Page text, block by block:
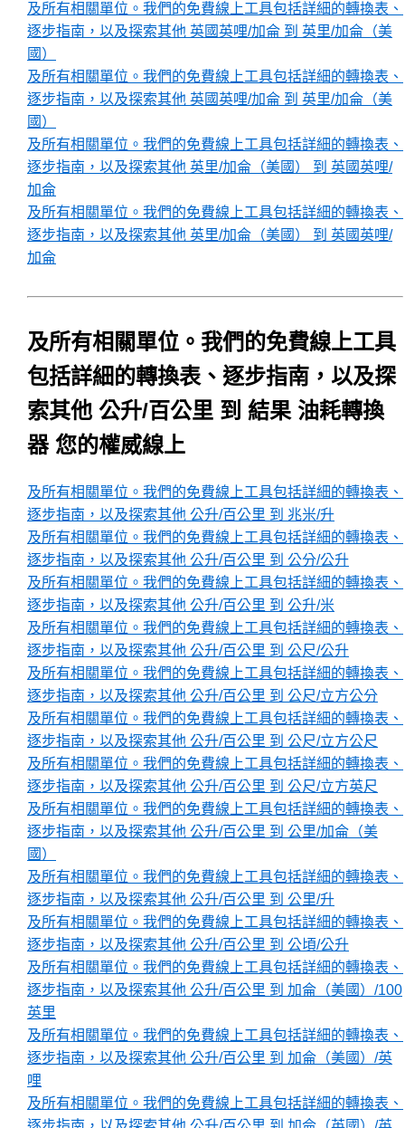
及所有相關單位。我們的免費線上工具包括詳細的轉換表、
逐步指南，以及探索其他 英國英哩/加侖 到 英里/加侖（美
國）
及所有相關單位。我們的免費線上工具包括詳細的轉換表、
逐步指南，以及探索其他 英國英哩/加侖 到 英里/加侖（美
國）
及所有相關單位。我們的免費線上工具包括詳細的轉換表、
逐步指南，以及探索其他 英里/加侖（美國） 到 英國英哩/
加侖
及所有相關單位。我們的免費線上工具包括詳細的轉換表、
逐步指南，以及探索其他 英里/加侖（美國） 到 英國英哩/
加侖
及所有相關單位。我們的免費線上工具
包括詳細的轉換表、逐步指南，以及探
索其他 公升/百公里 到 結果 油耗轉換
器 您的權威線上
及所有相關單位。我們的免費線上工具包括詳細的轉換表、
逐步指南，以及探索其他 公升/百公里 到 兆米/升
及所有相關單位。我們的免費線上工具包括詳細的轉換表、
逐步指南，以及探索其他 公升/百公里 到 公分/公升
及所有相關單位。我們的免費線上工具包括詳細的轉換表、
逐步指南，以及探索其他 公升/百公里 到 公升/米
及所有相關單位。我們的免費線上工具包括詳細的轉換表、
逐步指南，以及探索其他 公升/百公里 到 公尺/公升
及所有相關單位。我們的免費線上工具包括詳細的轉換表、
逐步指南，以及探索其他 公升/百公里 到 公尺/立方公分
及所有相關單位。我們的免費線上工具包括詳細的轉換表、
逐步指南，以及探索其他 公升/百公里 到 公尺/立方公尺
及所有相關單位。我們的免費線上工具包括詳細的轉換表、
逐步指南，以及探索其他 公升/百公里 到 公尺/立方英尺
及所有相關單位。我們的免費線上工具包括詳細的轉換表、
逐步指南，以及探索其他 公升/百公里 到 公里/加侖（美
國）
及所有相關單位。我們的免費線上工具包括詳細的轉換表、
逐步指南，以及探索其他 公升/百公里 到 公里/升
及所有相關單位。我們的免費線上工具包括詳細的轉換表、
逐步指南，以及探索其他 公升/百公里 到 公頃/公升
及所有相關單位。我們的免費線上工具包括詳細的轉換表、
逐步指南，以及探索其他 公升/百公里 到 加侖（美國）/100
英里
及所有相關單位。我們的免費線上工具包括詳細的轉換表、
逐步指南，以及探索其他 公升/百公里 到 加侖（美國）/英
哩
及所有相關單位。我們的免費線上工具包括詳細的轉換表、